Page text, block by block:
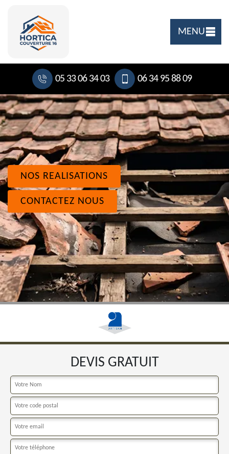
MENU
05 33 06 34 03 06 34 95 88 09
NOS REALISATIONS
CONTACTEZ NOUS
DEVIS GRATUIT